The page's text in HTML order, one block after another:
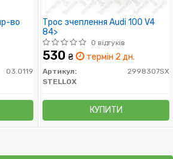
во
03.0119
Трос зчеплення Audi 100 V4
84>
0 відгуків
530 ₴ термін 2 дн.
Артикул:
2998307SX
STELLOX
КУПИТИ